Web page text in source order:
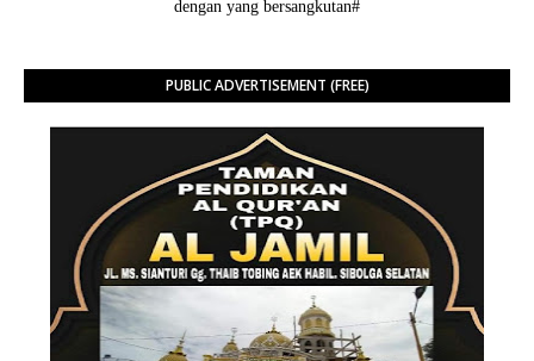
dengan yang bersangkutan#
PUBLIC ADVERTISEMENT (FREE)